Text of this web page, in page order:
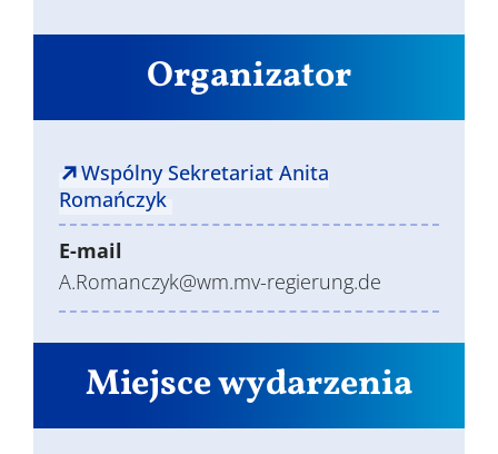
Miejsce wydarzenia
Organizator
Wspólny Sekretariat Anita
Romańczyk
E-mail
A.Romanczyk@wm.mv-regierung.de